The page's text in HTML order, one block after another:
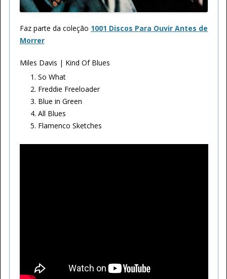
Faz parte da coleção 1001 Discos Para Ouvir Antes de
Morrer
Miles Davis | Kind Of Blues
So What
Freddie Freeloader
Blue in Green
All Blues
Flamenco Sketches